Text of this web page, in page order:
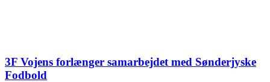
3F Vojens forlænger samarbejdet med Sønderjyske
Fodbold